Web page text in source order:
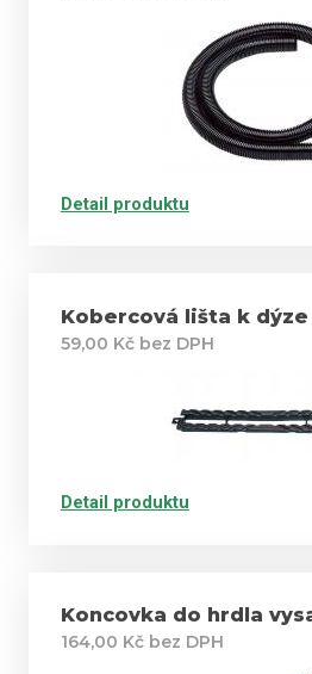
Detail produktu
Kobercová lišta k dýze
59,00 Kč bez DPH
Detail produktu
Koncovka do hrdla
164,00 Kč bez DPH